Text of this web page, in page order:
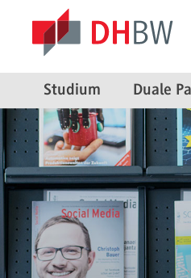
Studium Duale